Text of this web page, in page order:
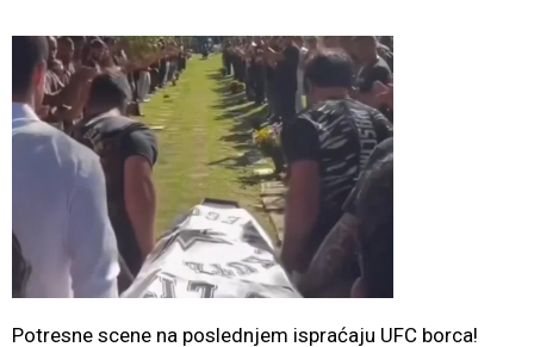
Potresne scene na poslednjem ispraćaju UFC borca!